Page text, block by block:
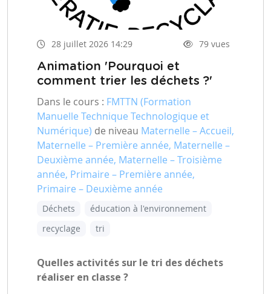
28 juillet 2026 14:29 79 vues
Animation 'Pourquoi et
comment trier les déchets ?'
Dans le cours : FMTTN (Formation
Manuelle Technique Technologique et
Numérique) de niveau Maternelle – Accueil,
Maternelle – Première année, Maternelle –
Deuxième année, Maternelle – Troisième
année, Primaire – Première année,
Primaire – Deuxième année
Déchets
éducation à l'environnement
recyclage
tri
Quelles activités sur le tri des déchets
réaliser en classe ?